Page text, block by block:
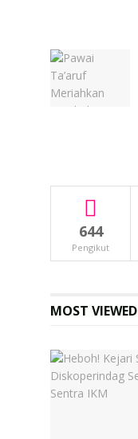
644
Pengikut
MOST VIEWED